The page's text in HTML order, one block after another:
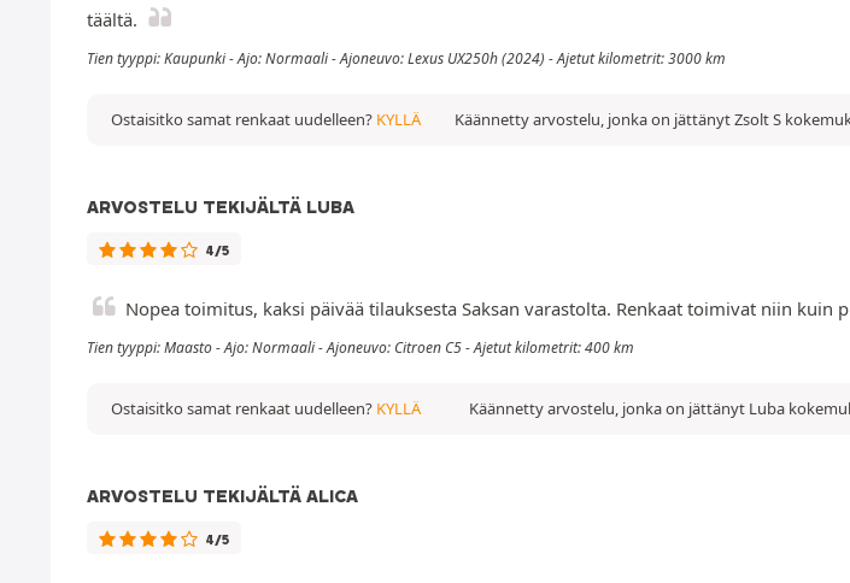
täältä.
Tien tyyppi: Kaupunki - Ajo: Normaali - Ajoneuvo: Lexus UX250h (2024) - Ajetut kilometrit: 3000 km
Käännetty arvostelu, jonka on jättänyt Zsolt S
Ostaisitko samat renkaat uudelleen? KYLLÄ
ARVOSTELU TEKIJÄLTÄ LUBA
4/5
Nopea toimitus, kaksi päivää tilauksesta Saksan varastolta. Renkaat toimivat niin kuin
Tien tyyppi: Maasto - Ajo: Normaali - Ajoneuvo: Citroen C5 - Ajetut kilometrit: 400 km
Käännetty arvostelu, jonka on jättänyt Luba
Ostaisitko samat renkaat uudelleen? KYLLÄ
ARVOSTELU TEKIJÄLTÄ ALICA
4/5